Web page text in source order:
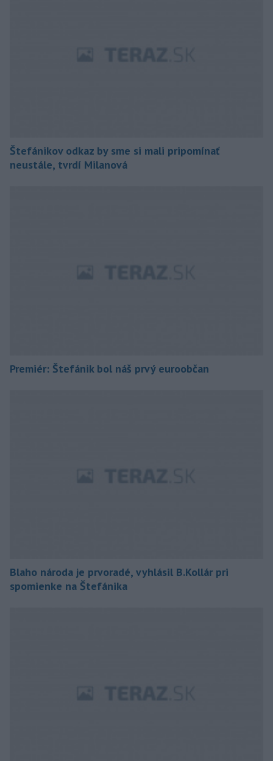
Štefánikov odkaz by sme si mali pripomínať
neustále, tvrdí Milanová
Premiér: Štefánik bol náš prvý euroobčan
Blaho národa je prvoradé, vyhlásil B.Kollár pri
spomienke na Štefánika